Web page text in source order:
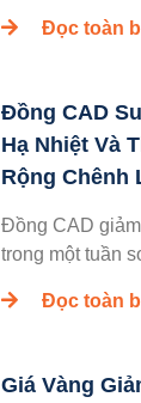
Đọc toàn
Đồng CAD
Hạ Nhiệt Và
Rộng Chênh
Đồng CAD
trong một tuần
Đọc toàn
Giá Vàng